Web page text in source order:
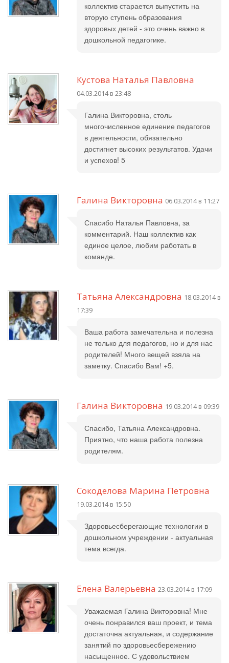
коллектив старается выпустить на
вторую ступень образования
здоровых детей - это очень важно в
дошкольной педагогике.
Кустова Наталья Павловна
04.03.2014 в 23:48
Галина Викторовна, столь
многочисленное единение педагогов
в деятельности, обязательно
достигнет высоких результатов. Удачи
и успехов! 5
Галина Викторовна 06.03.2014 в 11:27
Спасибо Наталья Павловна, за
комментарий. Наш коллектив как
единое целое, любим работать в
команде.
Татьяна Александровна 18.03.2014 в
17:39
Ваша работа замечательна и полезна
не только для педагогов, но и для нас
родителей! Много вещей взяла на
заметку. Спасибо Вам! +5.
Галина Викторовна 19.03.2014 в 09:39
Спасибо, Татьяна Александровна.
Приятно, что наша работа полезна
родителям.
Сокоделова Марина Петровна
19.03.2014 в 15:50
Здоровьесберегающие технологии в
дошкольном учреждении - актуальная
тема всегда.
Елена Валерьевна 23.03.2014 в 17:09
Уважаемая Галина Викторовна! Мне
очень понравился ваш проект, и тема
достаточна актуальная, и содержание
занятий по здоровьесбережению
насыщенное. С удовольствием